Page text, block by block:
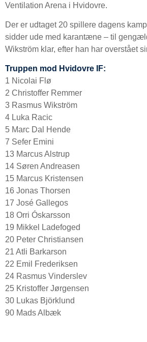
Ventilation Arena i Hvidovre.
Der er udtaget 20 spillere dagens
sidder ude med karantæne – til
Wikström klar, efter han har overstået
Truppen mod Hvidovre IF:
1 Nicolai Flø
2 Christoffer Remmer
3 Rasmus Wikström
4 Luka Racic
5 Marc Dal Hende
7 Sefer Emini
13 Marcus Alstrup
14 Søren Andreasen
15 Marcus Kristensen
16 Jonas Thorsen
17 José Gallegos
18 Orri Óskarsson
19 Mikkel Ladefoged
20 Peter Christiansen
21 Atli Barkarson
22 Emil Frederiksen
24 Rasmus Vinderslev
25 Kristoffer Jørgensen
30 Lukas Björklund
90 Mads Albæk